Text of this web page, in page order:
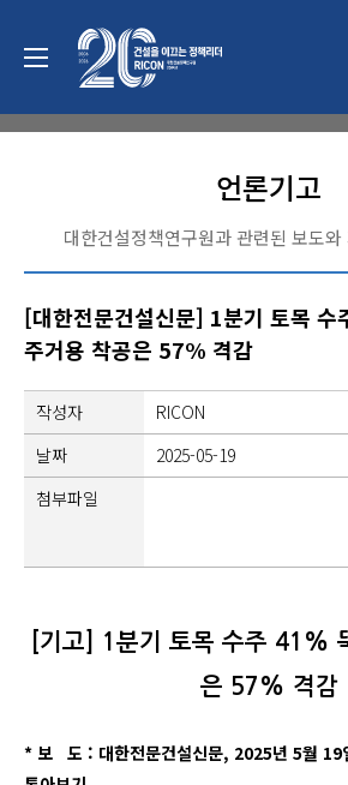
언론기고
대한건설정책연구원과 관련된 보도
[대한전문건설신문] 1분기 토목 수
주거용 착공은 57% 격감
작성자
RICON
날짜
2025-05-19
첨부파일
[기고] 1분기 토목 수주 41%
은 57% 격감
* 보 도 : 대한전문건설신문, 2025년 5월 19